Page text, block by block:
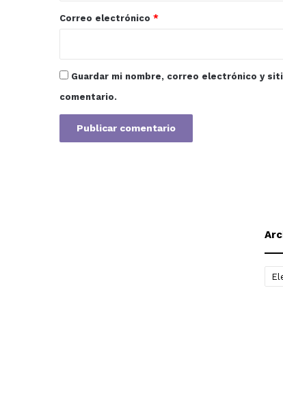
*
Correo electrónico *
Guardar mi nombre, correo electrónico y
comentario.